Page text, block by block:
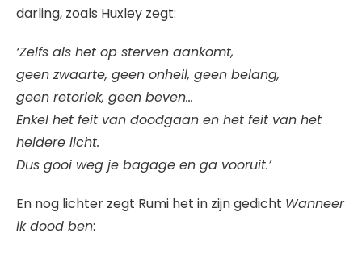
darling, zoals Huxley zegt:
‘Zelfs als het op sterven aankomt,
geen zwaarte, geen onheil, geen belang,
geen retoriek, geen beven…
Enkel het feit van doodgaan en het feit van het
heldere licht.
Dus gooi weg je bagage en ga vooruit.’
En nog lichter zegt Rumi het in zijn gedicht Wanneer
ik dood ben: